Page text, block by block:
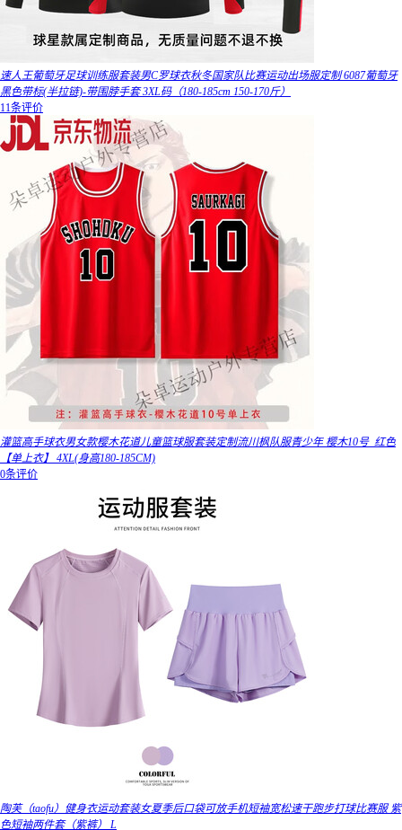
速人王葡萄牙足球训练服套装男C罗球衣秋冬国家队比赛运动出场服定制 6087葡萄牙
黑色带标(半拉链)-带围脖手套 3XL码（180-185cm 150-170斤）
11条评价
灌篮高手球衣男女款樱木花道儿童篮球服套装定制流川枫队服青少年 樱木10号_红色
【单上衣】 4XL(身高180-185CM)
0条评价
陶芙（taofu）健身衣运动套装女夏季后口袋可放手机短袖宽松速干跑步打球比赛服 紫
色短袖两件套（紫裤） L